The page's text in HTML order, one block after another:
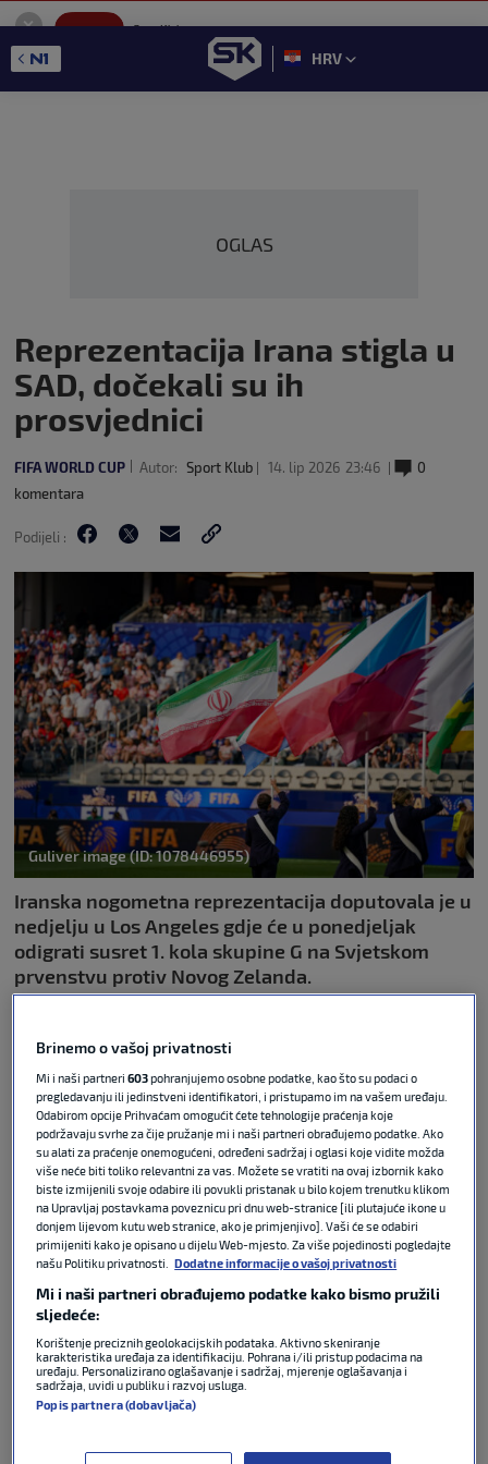
SportKlub
GET - On the Google Play
HRV
OGLAS
Reprezentacija Irana stigla u
SAD, dočekali su ih
prosvjednici
FIFA WORLD CUP Autor: Sport Klub 14. lip 2026 23:46
0
komentara
Podijeli :
Guliver image (ID: 1078446955)
Iranska nogometna reprezentacija doputovala je u
nedjelju u Los Angeles gdje će u ponedjeljak
odigrati susret 1. kola skupine G na Svjetskom
prvenstvu protiv Novog Zelanda.
se nalazi trening kamp, po slijetanju u Los Angeles
dočekali su ih prosvjednici koji traže rušenje
aktualnog režima i uvođenje demokracije u Iranu.
U Tijuani su brojni navijači iranske reprezentacije
ovacijama ispratili reprezentativce iz kampa, a veliki
broj igrača i pratećeg osoblja svojim je mobitelima
snimao taj događaj.
“Irane, nikada nećeš hodati sam. Meksiko je uz tebe”
“Brate Irane, ti si sada Meksički”
okupljeni na ispraćaju reprezentacije iz Tijuane.
Po dolasku u SAD, iransku je delegaciju dočekala
potpuno druga slika.
Brinemo o vašoj privatnosti
Mi i naši partneri603pohranjujemo osobne podatke, kao što su podaci o
pregledavanju ili jedinstveni identifikatori, i pristupamo im na vašem uređaju.
Odabirom opcije Prihvaćam omogućit ćete tehnologije praćenja koje
podržavaju svrhe za čije pružanje mi i naši partneri obrađujemo podatke. Ako
su alati za praćenje onemogućeni, određeni sadržaj i oglasi koje vidite možda
više neće biti toliko relevantni za vas. Možete se vratiti na ovaj izbornik kako
biste izmijenili svoje odabire ili povukli pristanak u bilo kojem trenutku klikom
na Upravljaj postavkama poveznicu pri dnu web-stranice [ili plutajuće ikone u
donjem lijevom kutu web stranice, ako je primjenjivo]. Vaši će se odabiri
primijeniti kako je opisano u dijelu Web-mjesto. Za više pojedinosti pogledajte
našu Politiku privatnosti.
Dodatne informacije o vašoj privatnosti
Mi i naši partneri obrađujemo podatke kako bismo pružili
sljedeće:
Korištenje preciznih geolokacijskih podataka. Aktivno skeniranje
karakteristika uređaja za identifikaciju. Pohrana i/ili pristup podacima na
uređaju. Personalizirano oglašavanje i sadržaj, mjerenje oglašavanja i
sadržaja, uvidi u publiku i razvoj usluga.
Popis partnera (dobavljača)